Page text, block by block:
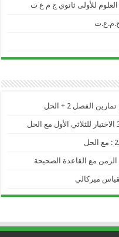
للأولى ثانوي ج م ع ت
ج.م.ع.ت
ميركالي